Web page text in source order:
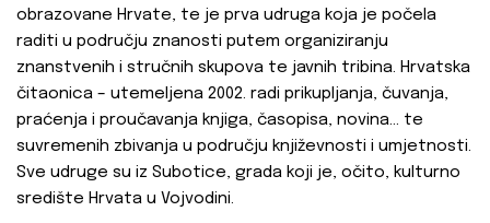
obrazovane Hrvate, te je prva udruga koja je počela
raditi u području znanosti putem organiziranju
znanstvenih i stručnih skupova te javnih tribina. Hrvatska
čitaonica – utemeljena 2002. radi prikupljanja, čuvanja,
praćenja i proučavanja knjiga, časopisa, novina… te
suvremenih zbivanja u području književnosti i umjetnosti.
Sve udruge su iz Subotice, grada koji je, očito, kulturno
središte Hrvata u Vojvodini.